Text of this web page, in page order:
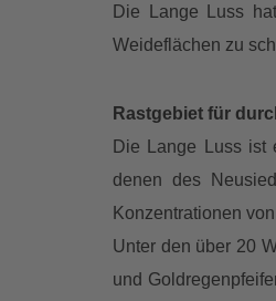
Die Lange Luss
Weideflächen zu
Rastgebiet für
Die Lange Luss ist
denen des
Konzentrationen
Unter den über 20
und